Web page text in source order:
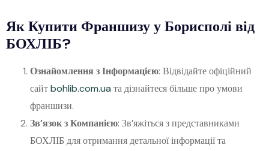
Як Купити Франшизу у Борисполі від
БОХЛІБ?
Ознайомлення з Інформацією: Відвідайте офіційний
сайтbohlib.com.ua та дізнайтеся більше про умови
франшизи.
Зв’язок з Компанією: Зв’яжіться з представниками
БОХЛІБ для отримання детальної інформації та